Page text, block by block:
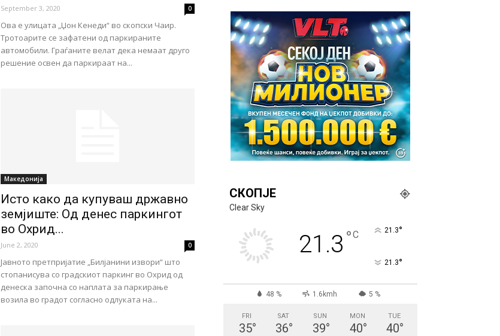
September 3, 2020 0
Ова е улицата „Џон Кенеди“ во скопски Чаир.
Тротоарите се зафатени од паркираните
автомобили. Граѓаните велат дека немаат друго
решение освен да паркираат на...
Македонија
Исто како да купуваш државно
земјиште: Од денес паркингот
во Охрид...
June 2, 2020 0
Јавното претпријатие „Билјанини извори“ што
стопанисува со градскиот паркинг во Охрид од
денеска започна со наплата за паркирање
возила во градот согласно одлуката на...
СКОПЈЕ
Clear Sky
21.3 °C 21.3°
21.3°
48 % 1.6kmh 5 %
FRI
35°
SAT
36°
SUN
39°
MON
40°
TUE
40°